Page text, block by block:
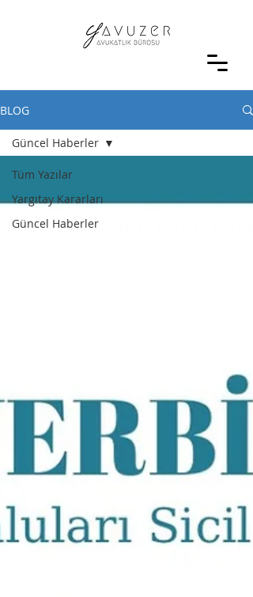
BLOG
Tüm Yazılar
Yargıtay Kararları
Güncel Haberler
Güncel Haberler